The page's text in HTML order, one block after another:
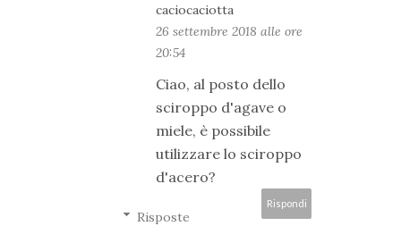
caciocaciotta
26 settembre 2018 alle ore
20:54
Ciao, al posto dello
sciroppo d'agave o
miele, è possibile
utilizzare lo sciroppo
d'acero?
Rispondi
Risposte